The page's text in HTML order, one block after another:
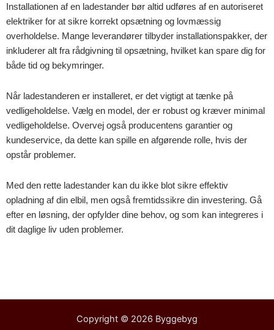
Installationen af en ladestander bør altid udføres af en autoriseret
elektriker for at sikre korrekt opsætning og lovmæssig
overholdelse. Mange leverandører tilbyder installationspakker, der
inkluderer alt fra rådgivning til opsætning, hvilket kan spare dig for
både tid og bekymringer.
Når ladestanderen er installeret, er det vigtigt at tænke på
vedligeholdelse. Vælg en model, der er robust og kræver minimal
vedligeholdelse. Overvej også producentens garantier og
kundeservice, da dette kan spille en afgørende rolle, hvis der
opstår problemer.
Med den rette ladestander kan du ikke blot sikre effektiv
opladning af din elbil, men også fremtidssikre din investering. Gå
efter en løsning, der opfylder dine behov, og som kan integreres i
dit daglige liv uden problemer.
Copyright © 2026 Byggebyg